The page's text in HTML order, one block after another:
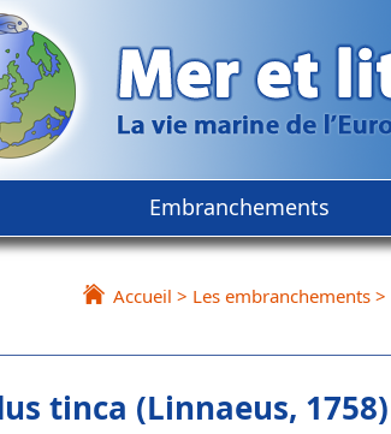
Embranchements
Accueil > Les embranchements >
tinca (Linnaeus, 1758)